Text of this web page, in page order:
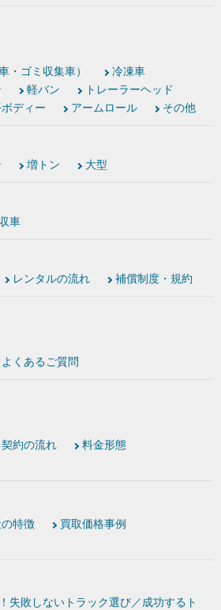
・ゴミ収集車）
冷凍車
軽バン
トレーラーヘッド
ディー アームロール その他
増トン 大型
車
レンタルの流れ 補償制度・規約
よくあるご質問
契約の流れ
料金形態
特徴
買取価格事例
失敗しないトラック選び／成功するト